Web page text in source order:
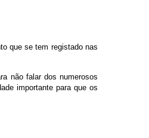
que se tem registado nas
não falar dos numerosos
importante para que os